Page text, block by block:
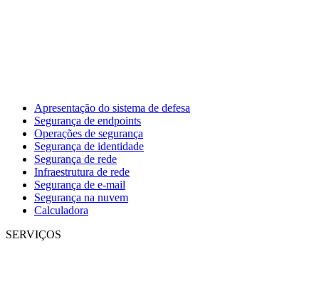
Apresentação do sistema de defesa
Segurança de endpoints
Operações de segurança
Segurança de identidade
Segurança de rede
Infraestrutura de rede
Segurança de e-mail
Segurança na nuvem
Calculadora
SERVIÇOS